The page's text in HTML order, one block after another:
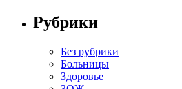
Рубрики
Без рубрики
Больницы
Здоровье